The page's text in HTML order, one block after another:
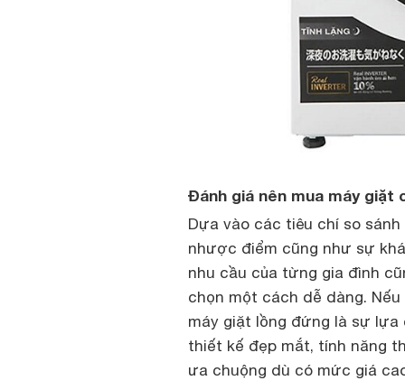
Đánh giá nên mua máy
Dựa vào các tiêu chí so
nhược điểm cũng như sự
nhu cầu của từng gia đình
chọn một cách dễ dàng.
máy giặt lồng đứng là sự
thiết kế đẹp mắt, tính năng
ưa chuộng dù có mức giá